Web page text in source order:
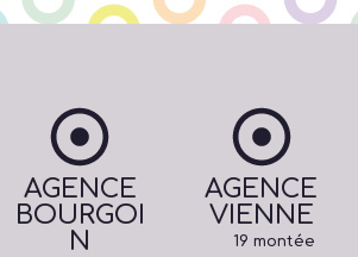
AGENCE
BOURGOI
N
AGENCE
VIENNE
19 montée